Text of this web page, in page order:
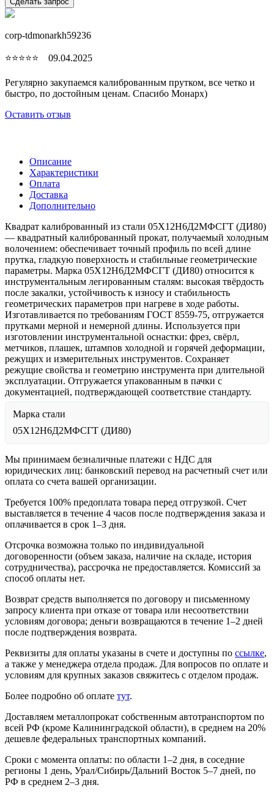
corp-tdmonarkh59236
⭐⭐⭐⭐⭐ 09.04.2025
Регулярно закупаемся калиброванным прутком, все четко и
быстро, по достойным ценам. Спасибо Монарх)
Оставить отзыв
Описание
Характеристики
Оплата
Доставка
Дополнительно
Квадрат калиброванный из стали 05Х12Н6Д2МФСГТ (ДИ80)
— квадратный калиброванный прокат, получаемый холодным
волочением: обеспечивает точный профиль по всей длине
прутка, гладкую поверхность и стабильные геометрические
параметры. Марка 05Х12Н6Д2МФСГТ (ДИ80) относится к
инструментальным легированным сталям: высокая твёрдость
после закалки, устойчивость к износу и стабильность
геометрических параметров при нагреве в ходе работы.
Изготавливается по требованиям ГОСТ 8559-75, отгружается
прутками мерной и немерной длины. Используется при
изготовлении инструментальной оснастки: фрез, свёрл,
метчиков, плашек, штампов холодной и горячей деформации,
режущих и измерительных инструментов. Сохраняет
режущие свойства и геометрию инструмента при длительной
эксплуатации. Отгружается упакованным в пачки с
документацией, подтверждающей соответствие стандарту.
Марка стали
05Х12Н6Д2МФСГТ (ДИ80)
Мы принимаем безналичные платежи с НДС для
юридических лиц: банковский перевод на расчетный счет или
оплата со счета вашей организации.
Требуется 100% предоплата товара перед отгрузкой. Счет
выставляется в течение 4 часов после подтверждения заказа и
оплачивается в срок 1–3 дня.
Отсрочка возможна только по индивидуальной
договоренности (объем заказа, наличие на складе, история
сотрудничества), рассрочка не предоставляется. Комиссий за
способ оплаты нет.
Возврат средств выполняется по договору и письменному
запросу клиента при отказе от товара или несоответствии
условиям договора; деньги возвращаются в течение 1–2 дней
после подтверждения возврата.
Реквизиты для оплаты указаны в счете и доступны по ссылке,
а также у менеджера отдела продаж. Для вопросов по оплате и
условиям для крупных заказов свяжитесь с отделом продаж.
Более подробно об оплате тут.
Доставляем металлопрокат собственным автотранспортом по
всей РФ (кроме Калининградской области), в среднем на 20%
дешевле федеральных транспортных компаний.
Сроки с момента оплаты: по области 1–2 дня, в соседние
регионы 1 день, Урал/Сибирь/Дальний Восток 5–7 дней, по
РФ в среднем 2–3 дня.